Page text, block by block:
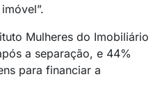
Mulheres do Imobiliário
a separação, e 44%
para financiar a